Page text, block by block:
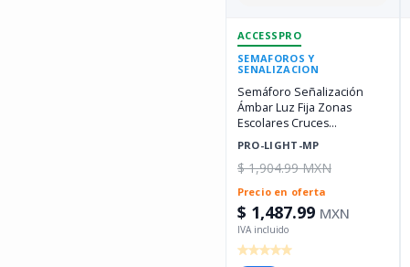
ACCESSPRO
SEMAFOROS Y
SENALIZACION
PRO-LIGHT-MP
Semáforo Señalización
Ámbar Luz Fija Zonas
Escolares Cruces
Peatonales ACCESSPRO
PRO-LIGHT-MP
$ 1,904.99 MXN
Precio en oferta
$ 1,487.99 MXN